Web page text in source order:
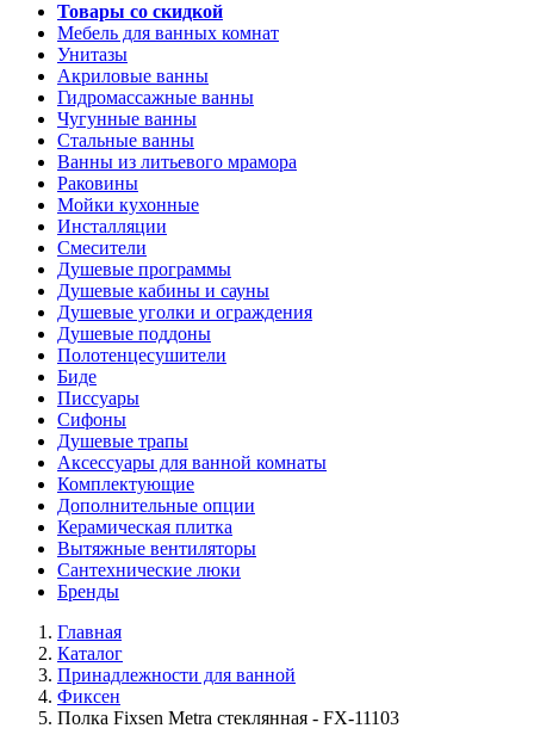
Товары со скидкой
Мебель для ванных комнат
Унитазы
Акриловые ванны
Гидромассажные ванны
Чугунные ванны
Стальные ванны
Ванны из литьевого мрамора
Раковины
Мойки кухонные
Инсталляции
Смесители
Душевые программы
Душевые кабины и сауны
Душевые уголки и ограждения
Душевые поддоны
Полотенцесушители
Биде
Писсуары
Сифоны
Душевые трапы
Аксессуары для ванной комнаты
Комплектующие
Дополнительные опции
Керамическая плитка
Вытяжные вентиляторы
Сантехнические люки
Бренды
Главная
Каталог
Принадлежности для ванной
Фиксен
Полка Fixsen Metra стеклянная - FX-11103